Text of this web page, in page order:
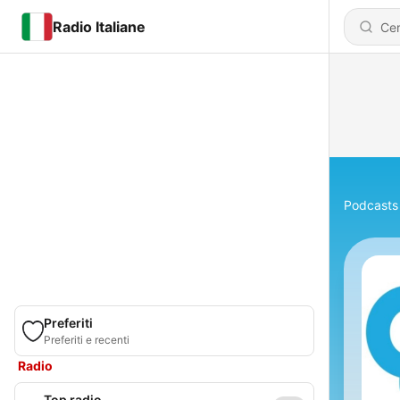
Radio Italiane
Preferiti
Preferiti e recenti
Radio
Podcasts